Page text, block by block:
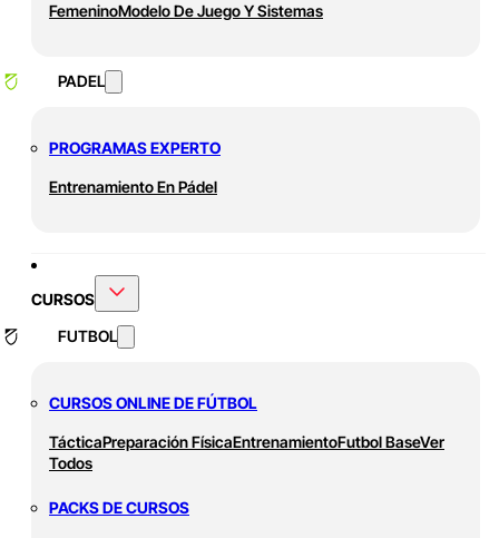
FemeninoModelo De Juego Y Sistemas
PADEL
PROGRAMAS EXPERTO
Entrenamiento En Pádel
CURSOS
FUTBOL
CURSOS ONLINE DE FÚTBOL
TácticaPreparación FísicaEntrenamientoFutbol BaseVer
Todos
PACKS DE CURSOS